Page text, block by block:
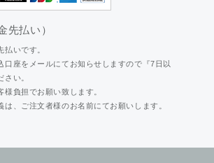
先払い）
いです。
座をメールにてお知らせしますので『7日以
さい。
負担でお願い致します。
は、ご注文者様のお名前にてお願いします。